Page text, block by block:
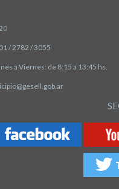
/ 2782 / 3055
a Viernes: de 8:15 a 13:45 hs.